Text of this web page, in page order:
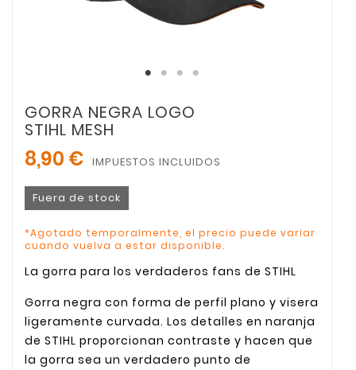
GORRA NEGRA LOGO
STIHL MESH
8,90 € IMPUESTOS INCLUIDOS
Fuera de stock
*Agotado temporalmente, el precio puede variar
cuando vuelva a estar disponible.
La gorra para los verdaderos fans de STIHL
Gorra negra con forma de perfil plano y visera
ligeramente curvada. Los detalles en naranja
de STIHL proporcionan contraste y hacen que
la gorra sea un verdadero punto de